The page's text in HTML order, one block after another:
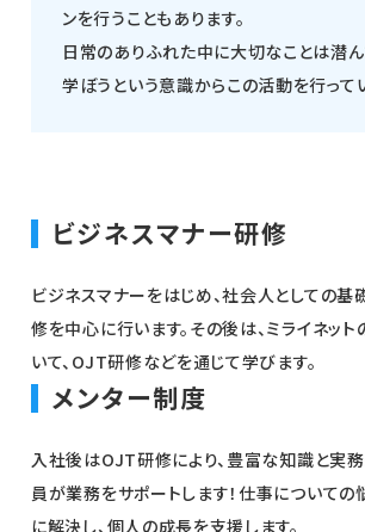
ンを行うこともあります。
日常のありふれた中に大切なことは潜ん
学ぼうという意識からこの活動を行って
ビジネスマナー研修
ビジネスマナーをはじめ、社会人としての
修を中心に行います。その後は、ミライネッ
いて、OJT研修などを通じて学びます。
メンター制度
入社後はOJT研修により、豊富な知識と実
員が業務をサポートします！仕事について
に解決し、個人の成長を支援します。